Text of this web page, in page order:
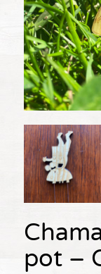
pot –